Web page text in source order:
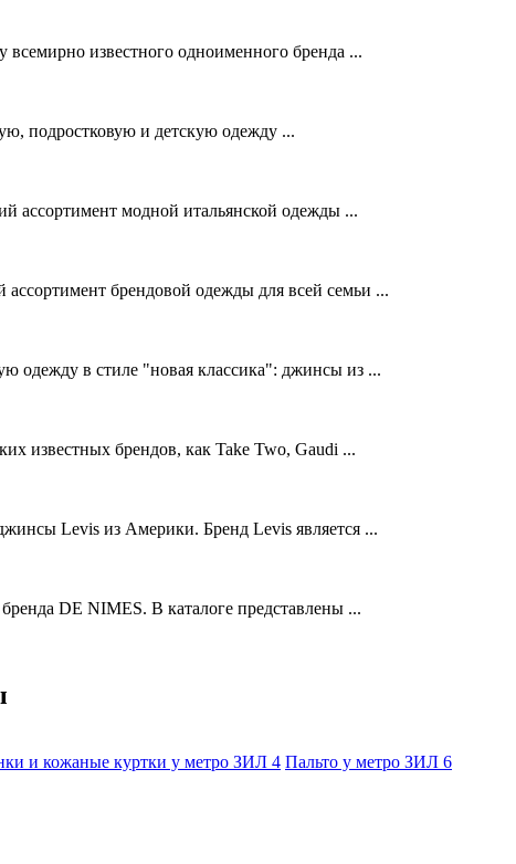
известного одноименного бренда ...
подростковую и детскую одежду ...
ассортимент модной итальянской одежды ...
брендовой одежды для всей семьи ...
одежду в стиле "новая классика": джинсы из ...
известных брендов, как Take Two, Gaudi ...
Levis из Америки. Бренд Levis является ...
DE NIMES. В каталоге представлены ...
и кожаные куртки у метро ЗИЛ 4 Пальто у метро ЗИЛ 6